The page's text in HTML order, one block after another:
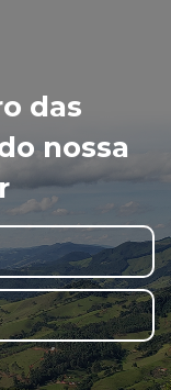
das
nossa